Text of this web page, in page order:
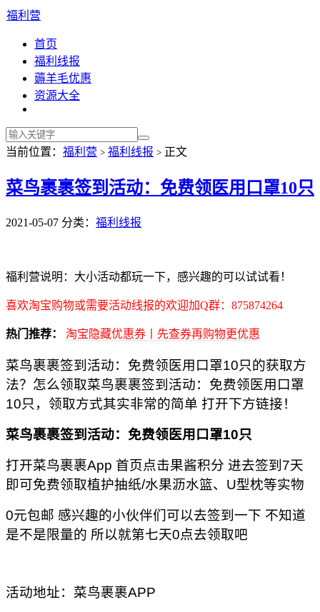
福利营
首页
福利线报
薅羊毛优惠
资源大全
当前位置： 福利营 > 福利线报 > 正文
菜鸟裹裹签到活动：免费领医用口罩10只
2021-05-07 分类： 福利线报
福利营说明：大小活动都玩一下，感兴趣的可以试试看！
喜欢淘宝购物或需要活动线报的欢迎加Q群：875874264
热门推荐： 淘宝隐藏优惠券丨先查券再购物更优惠
菜鸟裹裹签到活动：免费领医用口罩10只的获取方
法？怎么领取菜鸟裹裹签到活动：免费领医用口罩
10只，领取方式其实非常的简单 打开下方链接！
菜鸟裹裹签到活动：免费领医用口罩10只
打开菜鸟裹裹App 首页点击果酱积分 进去签到7天
即可免费领取植护抽纸/水果沥水篮、U型枕等实物
0元包邮 感兴趣的小伙伴们可以去签到一下 不知道
是不是限量的 所以就第七天0点去领取吧
活动地址：菜鸟裹裹APP